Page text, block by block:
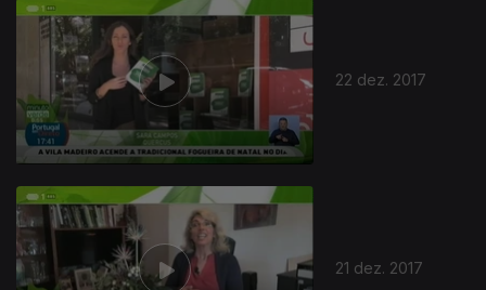
22 dez. 2017
21 dez. 2017